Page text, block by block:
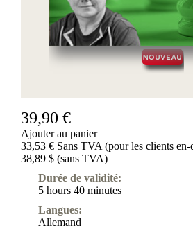
39,90 €
Ajouter au panier
33,53 € Sans TVA (pour les clients
38,89 $ (sans TVA)
Durée de validité:
5 hours 40 minutes
Langues:
Allemand